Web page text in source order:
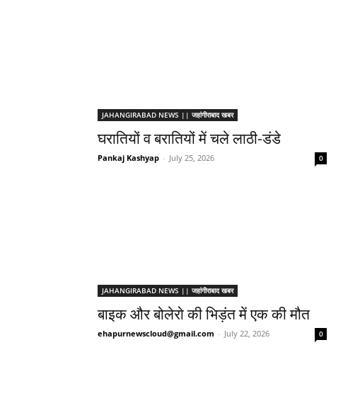
JAHANGIRABAD NEWS || जहांगीराबाद खबर
घरातियों व बरातियों में चले लाठी-डंडे
Pankaj Kashyap - July 25, 2026 0
JAHANGIRABAD NEWS || जहांगीराबाद खबर
बाइक और बोलेरो की भिड़ंत में एक की मौत
ehapurnewscloud@gmail.com - July 22, 2026 0